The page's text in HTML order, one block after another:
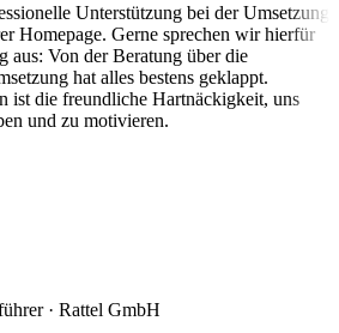
Unterstützung bei der Umsetzung
Homepage. Gerne sprechen wir hierfür
aus: Von der Beratung über die
hat alles bestens geklappt.
ist die freundliche Hartnäckigkeit, uns
und zu motivieren.
· Rattel GmbH